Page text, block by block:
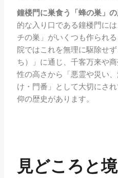
鐘楼門に巣食う「蜂の巣」の
的な入り口である鐘楼門に
チの巣」がいくつも作られ
院ではこれを無理に駆除せ
ち）」に通じ、千客万来や
性の高さから「悪霊や災い
け・門番」として大切にさ
仰の歴史があります。
見どころと